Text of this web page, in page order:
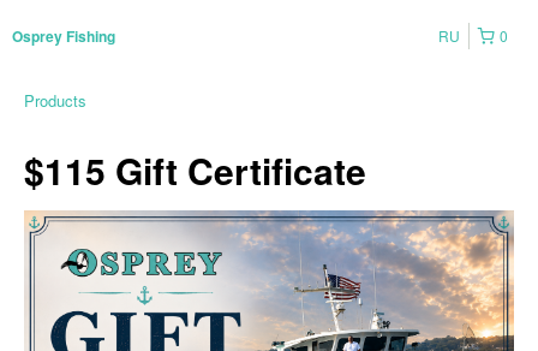
Osprey Fishing 0
RU
Products
$115 Gift Certificate